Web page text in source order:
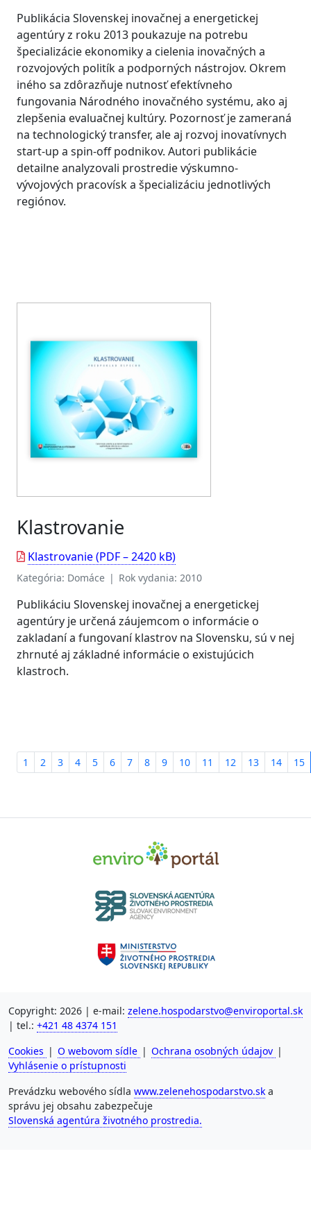
Publikácia Slovenskej inovačnej a energetickej
agentúry z roku 2013 poukazuje na potrebu
špecializácie ekonomiky a cielenia inovačných a
rozvojových politík a podporných nástrojov. Okrem
iného sa zdôrazňuje nutnosť efektívneho
fungovania Národného inovačného systému, ako aj
zlepšenia evaluačnej kultúry. Pozornosť je zameraná
na technologický transfer, ale aj rozvoj inovatívnych
start-up a spin-off podnikov. Autori publikácie
detailne analyzovali prostredie výskumno-
vývojových pracovísk a špecializáciu jednotlivých
regiónov.
Klastrovanie
Klastrovanie (PDF – 2420 kB)
Kategória: Domáce | Rok vydania: 2010
Publikáciu Slovenskej inovačnej a energetickej
agentúry je určená záujemcom o informácie o
zakladaní a fungovaní klastrov na Slovensku, sú v nej
zhrnuté aj základné informácie o existujúcich
klastroch.
1 2 3 4 5 6 7 8 9 10 11 12 13 14 15
Copyright: 2026 | e-mail: zelene.hospodarstvo@enviroportal.sk
| tel.: +421 48 4374 151
Cookies | O webovom sídle | Ochrana osobných údajov |
Vyhlásenie o prístupnosti
Prevádzku webového sídla www.zelenehospodarstvo.sk a
správu jej obsahu zabezpečuje
Slovenská agentúra životného prostredia.